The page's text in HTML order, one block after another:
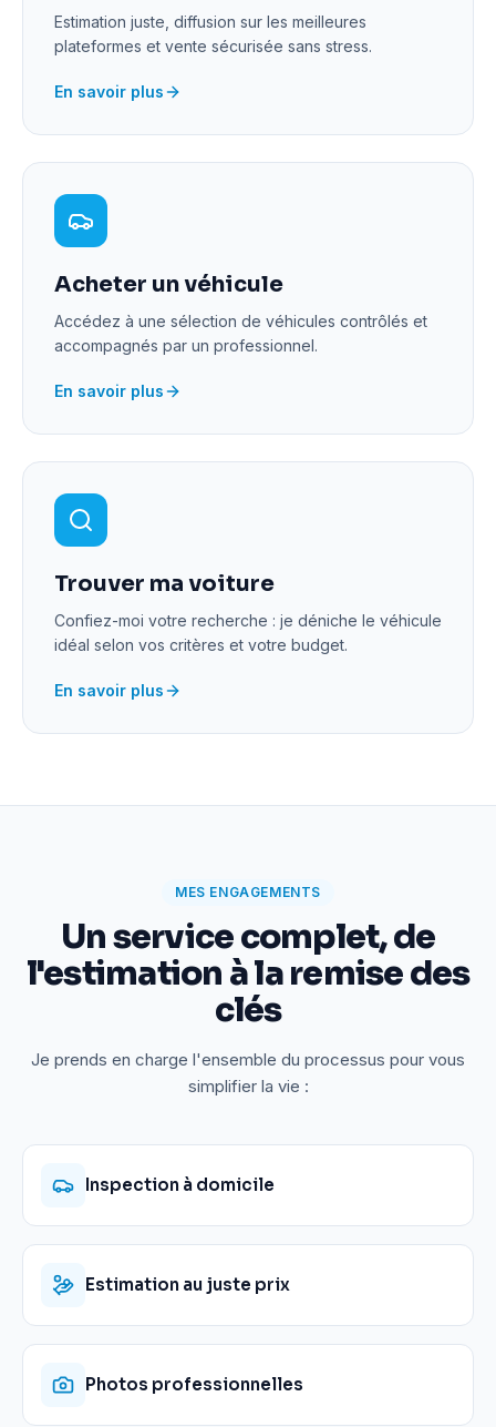
Estimation juste, diffusion sur les meilleures
plateformes et vente sécurisée sans stress.
En savoir plus
Acheter un véhicule
Accédez à une sélection de véhicules contrôlés et
accompagnés par un professionnel.
En savoir plus
Trouver ma voiture
Confiez-moi votre recherche : je déniche le véhicule
idéal selon vos critères et votre budget.
En savoir plus
MES ENGAGEMENTS
Un service complet, de
l'estimation à la remise des
clés
Je prends en charge l'ensemble du processus pour vous
simplifier la vie :
Inspection à domicile
Estimation au juste prix
Photos professionnelles